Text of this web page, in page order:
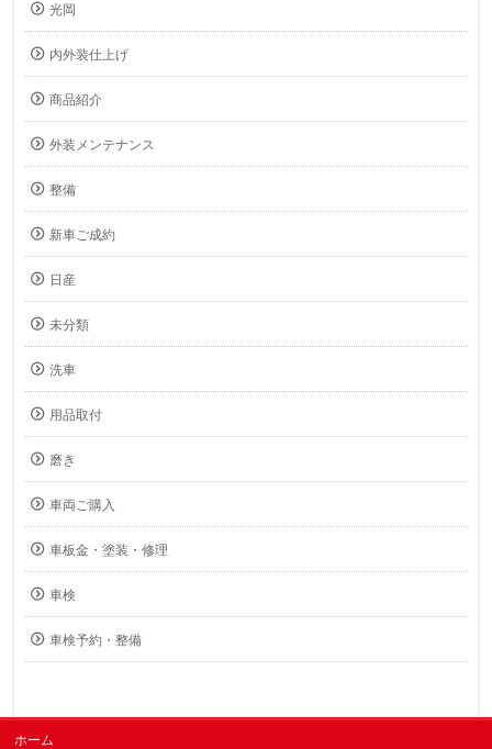
光岡
内外装仕上げ
商品紹介
外装メンテナンス
整備
新車ご成約
日産
未分類
洗車
用品取付
磨き
車両ご購入
車板金・塗装・修理
車検
車検予約・整備
ホーム